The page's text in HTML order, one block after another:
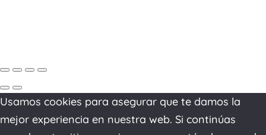
Usamos cookies para asegurar que te damos la
mejor experiencia en nuestra web. Si continúas